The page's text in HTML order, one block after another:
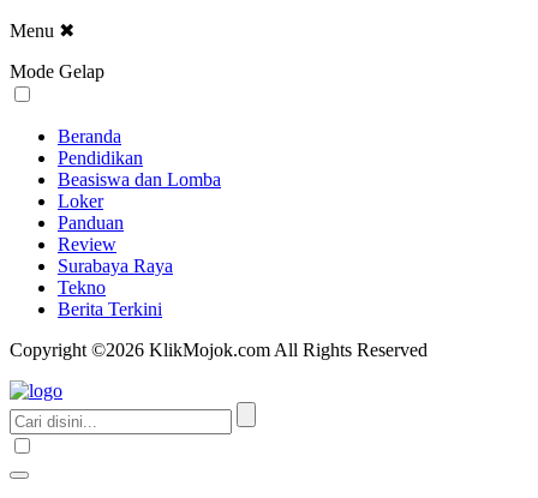
Menu ✖
Mode Gelap
Beranda
Pendidikan
Beasiswa dan Lomba
Loker
Panduan
Review
Surabaya Raya
Tekno
Berita Terkini
Copyright ©2026 KlikMojok.com All Rights Reserved